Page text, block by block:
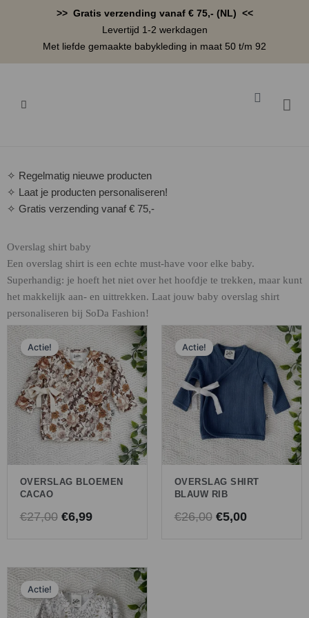
>> Gratis verzending vanaf € 75,- (NL) <<
Levertijd 1-2 werkdagen
Met liefde gemaakte babykleding in maat 50 t/m 92
✧ Regelmatig nieuwe producten
✧ Laat je producten personaliseren!
✧ Gratis verzending vanaf € 75,-
Overslag shirt baby
Een overslag shirt is een echte must-have voor elke baby.
Superhandig: je hoeft het niet over het hoofdje te trekken, maar kunt
het makkelijk aan- en uittrekken. Laat jouw baby overslag shirt
personaliseren bij SoDa Fashion!
Actie!
OVERSLAG BLOEMEN
CACAO
€27,00
Oorspronkelijke
prijs
was:
€27,00.
€6,99
Huidige
prijs
is:
€6,99.
Actie!
OVERSLAG SHIRT
BLAUW RIB
€26,00
Oorspronkelijke
prijs
was:
€26,00.
€5,00
Huidige
prijs
is:
€5,00.
Actie!
Oorspronkelijke
prijs
was:
Huidige
prijs
is: